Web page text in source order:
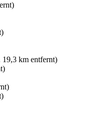
19,3 km entfernt)